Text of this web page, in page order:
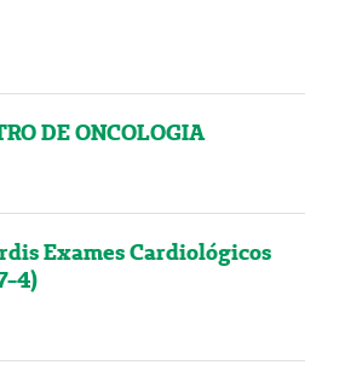
DE ONCOLOGIA
Exames Cardiológicos
4)